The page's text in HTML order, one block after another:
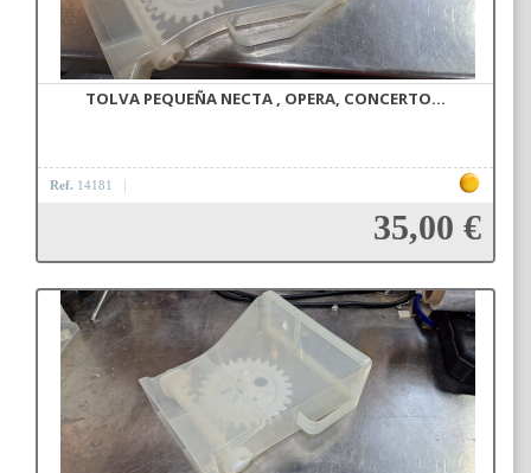
TOLVA PEQUEÑA NECTA , OPERA, CONCERTO...
Ref. 14181
35,00 €
Añadir a la cesta